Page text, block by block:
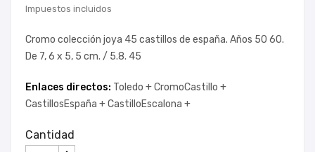
Impuestos incluidos
Cromo colección joya 45 castillos de españa. Años 50 60.
De 7, 6 x 5, 5 cm. / 5.8. 45
Enlaces directos: Toledo +CromoCastillo +
CastillosEspaña +CastilloEscalona +
Cantidad